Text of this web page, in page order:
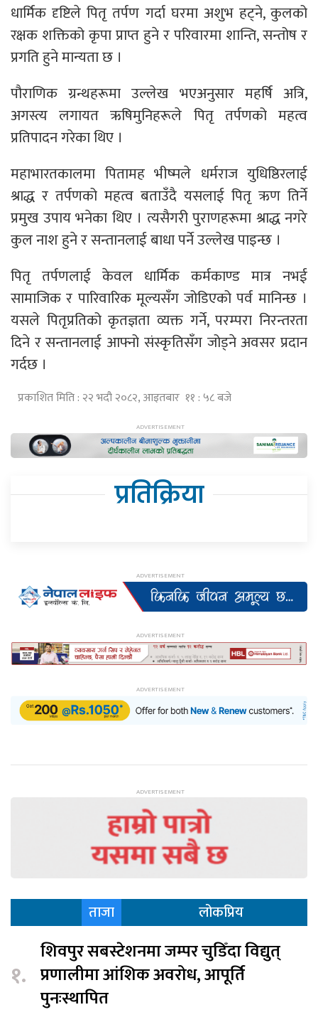
धार्मिक दृष्टिले पितृ तर्पण गर्दा घरमा अशुभ हट्ने, कुलको
रक्षक शक्तिको कृपा प्राप्त हुने र परिवारमा शान्ति, सन्तोष र
प्रगति हुने मान्यता छ ।
पौराणिक ग्रन्थहरूमा उल्लेख भएअनुसार महर्षि अत्रि,
अगस्त्य लगायत ऋषिमुनिहरूले पितृ तर्पणको महत्व
प्रतिपादन गरेका थिए ।
महाभारतकालमा पितामह भीष्मले धर्मराज युधिष्ठिरलाई
श्राद्ध र तर्पणको महत्व बताउँदै यसलाई पितृ ऋण तिर्ने
प्रमुख उपाय भनेका थिए । त्यसैगरी पुराणहरूमा श्राद्ध नगरे
कुल नाश हुने र सन्तानलाई बाधा पर्ने उल्लेख पाइन्छ ।
पितृ तर्पणलाई केवल धार्मिक कर्मकाण्ड मात्र नभई
सामाजिक र पारिवारिक मूल्यसँग जोडिएको पर्व मानिन्छ ।
यसले पितृप्रतिको कृतज्ञता व्यक्त गर्ने, परम्परा निरन्तरता
दिने र सन्तानलाई आफ्नो संस्कृतिसँग जोड्ने अवसर प्रदान
गर्दछ ।
प्रकाशित मिति : २२ भदौ २०८२, आइतबार ११ : ५८ बजे
प्रतिक्रिया
ताजा लोकप्रिय
१.
शिवपुर सबस्टेशनमा जम्पर चुडिँदा विद्युत्
प्रणालीमा आंशिक अवरोध, आपूर्ति
पुनःस्थापित